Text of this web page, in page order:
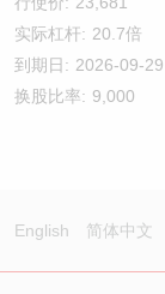
实际杠杆: 20.7倍
到期日: 2026-09-29
换股比率: 9,000
English 简体中文